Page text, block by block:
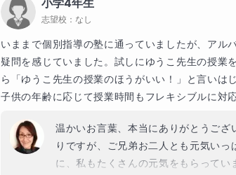
志望校： なし
いままで個別指導の塾に通っていましたが、アル
疑問を感じていました。試しにゆうこ先生の授業
ら「ゆうこ先生の授業のほうがいい！」と言いは
子供の年齢に応じて授業時間もフレキシブルに対
温かいお言葉、本当にありがとうご
りですが、ご兄弟お二人とも元気い
に、私もたくさんの元気をもらって